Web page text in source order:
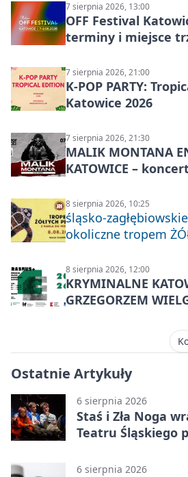
7 sierpnia 2026, 13:00
OFF Festival
terminy i miejsce
7 sierpnia 2026, 21:00
K-POP PARTY:
Katowice 2026
7 sierpnia 2026, 21:30
MALIK MONTANA
KATOWICE –
8 sierpnia 2026, 10:25
śląsko-
okoliczne tropem
8 sierpnia 2026, 12:00
KRYMINALNE
GRZEGORZEM
Ostatnie Artykuły
6 sierpnia 2026
Staś i Zła Noga
Teatru Śląskiego
6 sierpnia 2026